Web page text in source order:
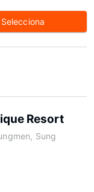
Selecciona
Resort
Sung